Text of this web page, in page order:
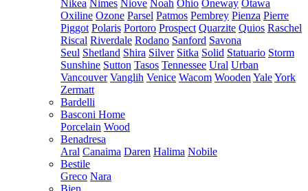
Nikea Nimes Niove Noah Ohio Oneway Otawa
Oxiline Ozone Parsel Patmos Pembrey Pienza Pierre
Piggot Polaris Portoro Prospect Quarzite Quios Raschel
Riscal Riverdale Rodano Sanford Savona
Seul Shetland Shira Silver Sitka Solid Statuario Storm
Sunshine Sutton Tasos Tennessee Ural Urban
Vancouver Vanglih Venice Wacom Wooden YaleYork
Zermatt
Bardelli
Basconi Home
Porcelain Wood
Benadresa
Aral Canaima Daren Halima Nobile
Bestile
Greco Nara